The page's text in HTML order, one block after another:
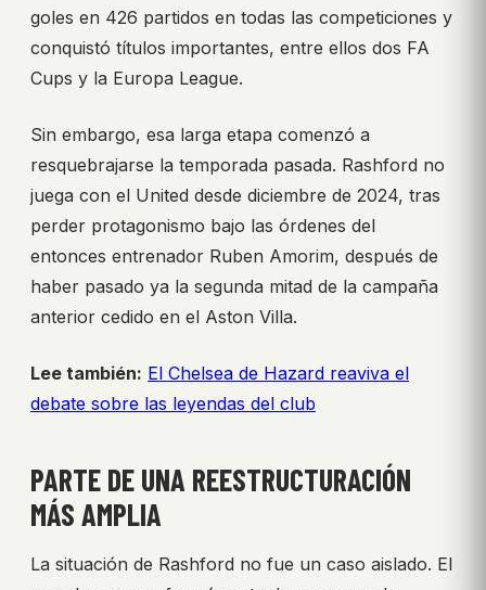
goles en 426 partidos en todas las competiciones y
conquistó títulos importantes, entre ellos dos FA
Cups y la Europa League.
Sin embargo, esa larga etapa comenzó a
resquebrajarse la temporada pasada. Rashford no
juega con el United desde diciembre de 2024, tras
perder protagonismo bajo las órdenes del
entonces entrenador Ruben Amorim, después de
haber pasado ya la segunda mitad de la campaña
anterior cedido en el Aston Villa.
Lee también: El Chelsea de Hazard reaviva el
debate sobre las leyendas del club
PARTE DE UNA REESTRUCTURACIÓN
MÁS AMPLIA
La situación de Rashford no fue un caso aislado. El